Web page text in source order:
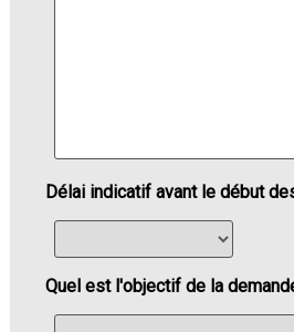
Délai indicatif avant le début
Quel est l'objectif de la